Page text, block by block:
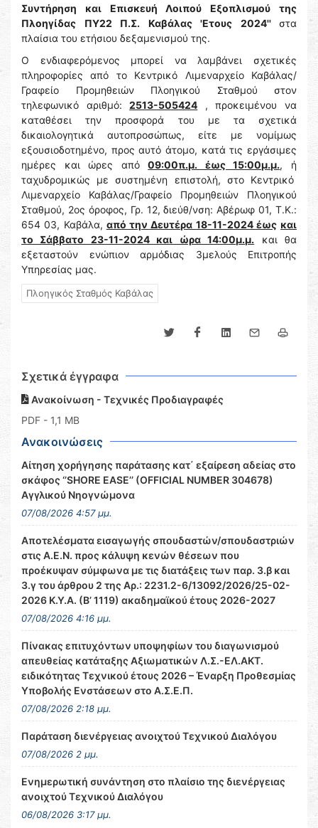
Συντήρηση και Επισκευή Λοιπού Εξοπλισμού της
Πλοηγίδας ΠΥ22 Π.Σ. Καβάλας 'Ετους 2024'' στα
πλαίσια του ετήσιου δεξαμενισμού της.
Ο ενδιαφερόμενος μπορεί να λαμβάνει σχετικές
πληροφορίες από το Κεντρικό Λιμεναρχείο Καβάλας/
Γραφείο Προμηθειών Πλοηγικού Σταθμού στον
τηλεφωνικό αριθμό:2513-505424 , προκειμένου να
καταθέσει την προσφορά του με τα σχετικά
δικαιολογητικά αυτοπροσώπως, είτε με νομίμως
εξουσιοδοτημένο, προς αυτό άτομο, κατά τις εργάσιμες
ημέρες και ώρες από09:00π.μ. έως 15:00μ.μ., ή
ταχυδρομικώς με συστημένη επιστολή, στο Κεντρικό
Λιμεναρχείο Καβάλας/Γραφείο Προμηθειών Πλοηγικού
Σταθμού, 2ος όροφος, Γρ. 12, διεύθ/νση: Αβέρωφ 01, Τ.Κ.:
654 03, Καβάλα, από την Δευτέρα 18-11-2024 έως και
το Σάββατο 23-11-2024 και ώρα 14:00μ.μ. και θα
εξεταστούν ενώπιον αρμόδιας 3μελούς Επιτροπής
Υπηρεσίας μας.
Πλοηγικός Σταθμός Καβάλας
Σχετικά έγγραφα
Ανακοίνωση - Τεχνικές Προδιαγραφές
PDF - 1,1 MB
Ανακοινώσεις
Αίτηση χορήγησης παράτασης κατ΄ εξαίρεση αδείας στο
σκάφος ‘’SHORE EASE’’ (OFFICIAL NUMBER 304678)
Αγγλικού Νηογνώμονα
07/08/2026 4:57 μμ.
Αποτελέσματα εισαγωγής σπουδαστών/σπουδαστριών
στις Α.Ε.Ν. προς κάλυψη κενών θέσεων που
προέκυψαν σύμφωνα με τις διατάξεις των παρ. 3.β και
3.γ του άρθρου 2 της Αρ.: 2231.2-6/13092/2026/25-02-
2026 Κ.Υ.Α. (Β’ 1119) ακαδημαϊκού έτους 2026-2027
07/08/2026 4:16 μμ.
Πίνακας επιτυχόντων υποψηφίων του διαγωνισμού
απευθείας κατάταξης Αξιωματικών Λ.Σ.-ΕΛ.ΑΚΤ.
ειδικότητας Τεχνικού έτους 2026 – Έναρξη Προθεσμίας
Υποβολής Ενστάσεων στο Α.Σ.Ε.Π.
07/08/2026 2:18 μμ.
Παράταση διενέργειας ανοιχτού Τεχνικού Διαλόγου
07/08/2026 2 μμ.
Ενημερωτική συνάντηση στο πλαίσιο της διενέργειας
ανοιχτού Τεχνικού Διαλόγου
06/08/2026 3:17 μμ.